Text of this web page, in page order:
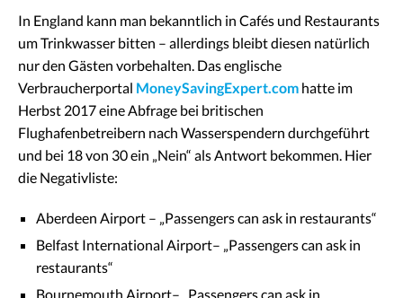
In England kann man bekanntlich in Cafés und Restaurants
um Trinkwasser bitten – allerdings bleibt diesen natürlich
nur den Gästen vorbehalten. Das englische
Verbraucherportal MoneySavingExpert.com hatte im
Herbst 2017 eine Abfrage bei britischen
Flughafenbetreibern nach Wasserspendern durchgeführt
und bei 18 von 30 ein „Nein“ als Antwort bekommen. Hier
die Negativliste:
Aberdeen Airport – „Passengers can ask in restaurants“
Belfast International Airport– „Passengers can ask in
restaurants“
Bournemouth Airport– „Passengers can ask in